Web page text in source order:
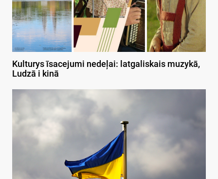
Kulturys īsacejumi nedeļai: latgaliskais muzykā,
Ludzā i kinā